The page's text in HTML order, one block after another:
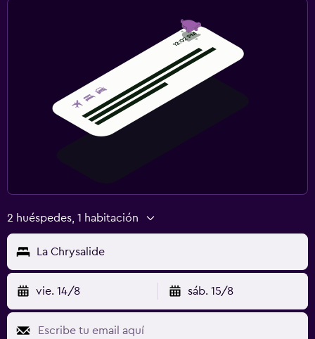
2 huéspedes, 1 habitación
La Chrysalide
vie. 14/8 sáb. 15/8